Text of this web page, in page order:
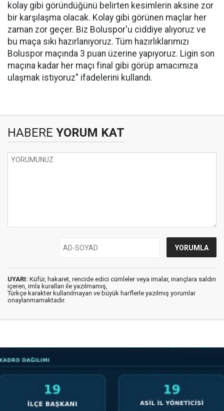
kolay gibi göründüğünü belirten kesimlerin aksine zor
bir karşılaşma olacak. Kolay gibi görünen maçlar her
zaman zor geçer. Biz Boluspor'u ciddiye alıyoruz ve
bu maça sıkı hazırlanıyoruz. Tüm hazırlıklarımızı
Boluspor maçında 3 puan üzerine yapıyoruz. Ligin son
maçına kadar her maçı final gibi görüp amacımıza
ulaşmak istiyoruz" ifadelerini kullandı.
HABERE YORUM KAT
UYARI: Küfür, hakaret, rencide edici cümleler veya imalar, inançlara saldırı
içeren, imla kuralları ile yazılmamış,
Türkçe karakter kullanılmayan ve büyük harflerle yazılmış yorumlar
onaylanmamaktadır.